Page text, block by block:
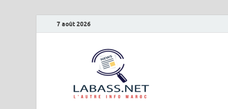
7 août 2026